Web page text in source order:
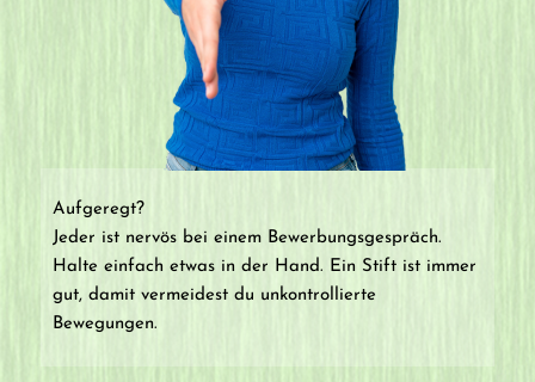
Aufgeregt?
Jeder ist nervös bei einem Bewerbungsgespräch.
Halte einfach etwas in der Hand. Ein Stift ist immer
gut, damit vermeidest du unkontrollierte
Bewegungen.